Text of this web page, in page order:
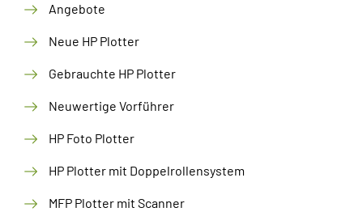
Angebote
Neue HP Plotter
Gebrauchte HP Plotter
Neuwertige Vorführer
HP Foto Plotter
HP Plotter mit Doppelrollensystem
MFP Plotter mit Scanner